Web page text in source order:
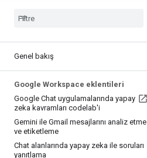
Genel bakış
Google Workspace eklentileri
Google Chat uygulamalarında yapay
zeka kavramları codelab'i
Gemini ile Gmail mesajlarını analiz etme
ve etiketleme
Chat alanlarında yapay zeka ile soruları
yanıtlama